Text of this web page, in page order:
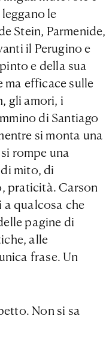
le
Stein, Parmenide,
il Perugino e
e della sua
efficace sulle
gli amori, i
di Santiago
si monta una
rompe una
mito, di
praticità. Carson
qualcosa che
pagine di
alle
frase. Un
Non si sa